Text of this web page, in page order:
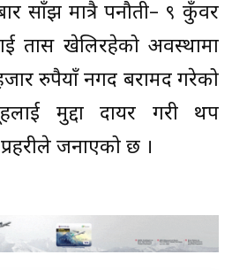
साँझ मात्रै पनौती– ९ कुँवर
तास खेलिरहेको अवस्थामा
रुपैयाँ नगद बरामद गरेको
मुद्दा दायर गरी थप
जनाएको छ ।